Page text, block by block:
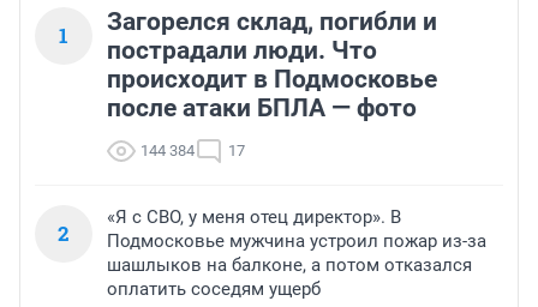
1
Загорелся склад, погибли и
пострадали люди. Что
происходит в Подмосковье
после атаки БПЛА — фото
144 384 17
2
«Я с СВО, у меня отец директор». В
Подмосковье мужчина устроил пожар из-за
шашлыков на балконе, а потом отказался
оплатить соседям ущерб